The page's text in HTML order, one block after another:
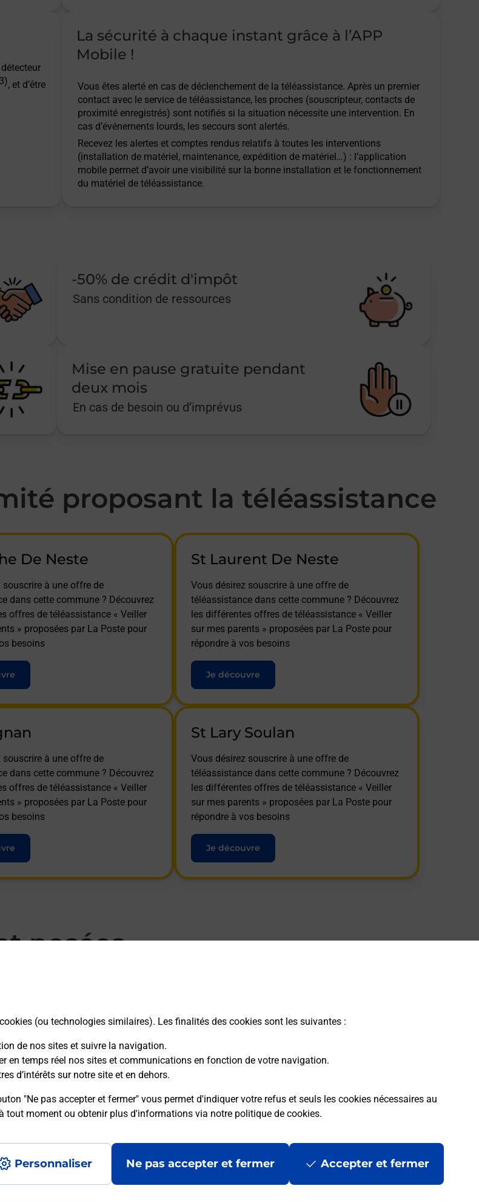
(ou technologies similaires). Les finalités des cookies sont les suivantes :
de nos sites et suivre la navigation.
en temps réel nos sites et communications en fonction de votre navigation.
d’intérêts sur notre site et en dehors.
"Ne pas accepter et fermer" vous permet d'indiquer votre refus et seuls les cookies nécessaires au
tout moment ou obtenir plus d'informations via notre politique de cookies.
Personnaliser Ne pas accepter et fermer Accepter et fermer
, et d’être
La sécurité à chaque instant grâce à l’APP
Mobile !
Vous êtes alerté en cas de déclenchement de la téléassistance. Après un premier
contact avec le service de téléassistance, les proches (souscripteur, contacts de
proximité enregistrés) sont notifiés si la situation nécessite une intervention. En
cas d’événements lourds, les secours sont alertés.
Recevez les alertes et comptes rendus relatifs à toutes les interventions
(installation de matériel, maintenance, expédition de matériel…) : l’application
mobile permet d’avoir une visibilité sur la bonne installation et le fonctionnement
du matériel de téléassistance.
-50% de crédit d'impôt
Sans condition de ressources
Mise en pause gratuite pendant
deux mois
En cas de besoin ou d’imprévus
proposant la téléassistance
De Neste
souscrire à une offre de
dans cette commune ? Découvrez
offres de téléassistance « Veiller
» proposées par La Poste pour
besoins
St Laurent De Neste
Vous désirez souscrire à une offre de
téléassistance dans cette commune ? Découvrez
les différentes offres de téléassistance « Veiller
sur mes parents » proposées par La Poste pour
répondre à vos besoins
Je découvre
souscrire à une offre de
dans cette commune ? Découvrez
offres de téléassistance « Veiller
» proposées par La Poste pour
besoins
St Lary Soulan
Vous désirez souscrire à une offre de
téléassistance dans cette commune ? Découvrez
les différentes offres de téléassistance « Veiller
sur mes parents » proposées par La Poste pour
répondre à vos besoins
Je découvre
posées
ce que c’est ?
: partiellement conforme Mentions légales Données personnelles et cookies